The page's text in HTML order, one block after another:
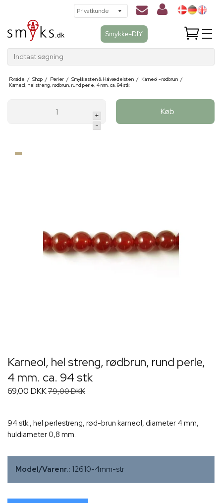
Smykke-DIY
Indtast søgning
Forside / Shop / Perler / Smykkesten & Halvædelsten / Karneol - rødbrun /
Karneol, hel streng, rødbrun, rund perle, 4 mm. ca. 94 stk
+
-
Køb
Karneol, hel streng, rødbrun, rund perle,
4 mm. ca. 94 stk
69,00 DKK79,00 DKK
94 stk., hel perlestreng, rød-brun karneol, diameter 4 mm,
huldiameter 0,8 mm.
Model/Varenr.: 12610-4mm-str